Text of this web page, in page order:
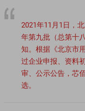
2021年11月1日，
年第九批（总第十
知。根据《北京市
过企业申报、资料
审、公示公告，芯
选。